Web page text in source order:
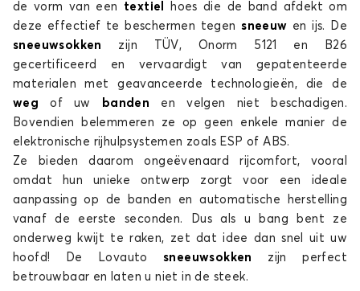
Sneeuwsokken voor JEEP GRAND CHEROKEE
PATRIOT
Sneeuwsokken voor JEEP PATRIOT
RENEGADE
de vorm van een textiel
hoes die de band afdekt om
deze effectief te beschermen tegensneeuw en ijs. De
sneeuwsokken
zijn TÜV, Onorm 5121 en B26
gecertificeerd en vervaardigt van gepatenteerde
materialen met geavanceerde technologieën, die de
weg of uw banden en velgen niet beschadigen.
Bovendien belemmeren ze op geen enkele manier de
elektronische rijhulpsystemen zoals ESP of ABS.
Ze bieden daarom ongeëvenaard rijcomfort, vooral
omdat hun unieke ontwerp zorgt voor een ideale
aanpassing op de banden en automatische herstelling
vanaf de eerste seconden. Dus als u bang bent ze
onderweg kwijt te raken, zet dat idee dan snel uit uw
hoofd! De Lovauto
sneeuwsokken zijn perfect
betrouwbaar en laten u niet in de steek.